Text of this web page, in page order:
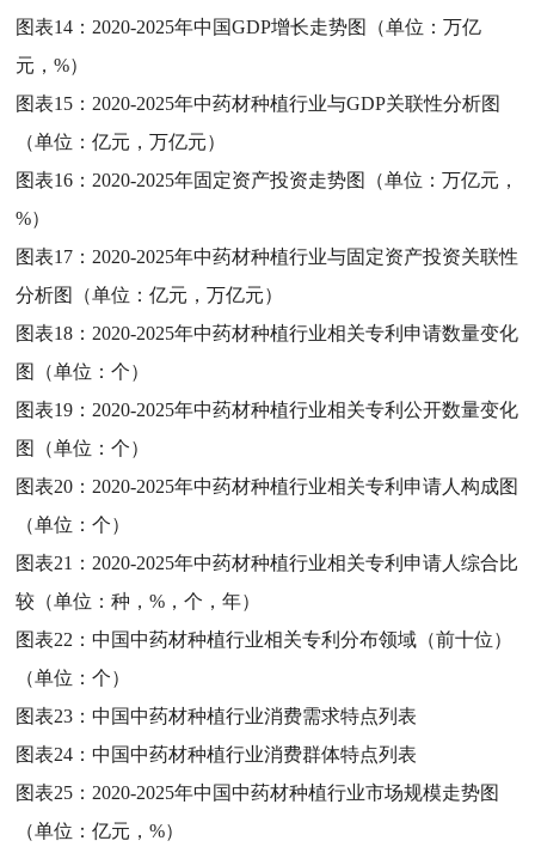
图表14： 2020-2025年中国GDP增长走势图（单位：万亿
元，%）
图表15： 2020-2025年中药材种植行业与GDP关联性分析图
（单位：亿元，万亿元）
图表16： 2020-2025年固定资产投资走势图（单位：万亿元，
%）
图表17： 2020-2025年中药材种植行业与固定资产投资关联性
分析图（单位：亿元，万亿元）
图表18： 2020-2025年中药材种植行业相关专利申请数量变化
图（单位：个）
图表19： 2020-2025年中药材种植行业相关专利公开数量变化
图（单位：个）
图表20： 2020-2025年中药材种植行业相关专利申请人构成图
（单位：个）
图表21： 2020-2025年中药材种植行业相关专利申请人综合比
较（单位：种，%，个，年）
图表22：中国中药材种植行业相关专利分布领域（前十位）
（单位：个）
图表23：中国中药材种植行业消费需求特点列表
图表24：中国中药材种植行业消费群体特点列表
图表25： 2020-2025年中国中药材种植行业市场规模走势图
（单位：亿元，%）